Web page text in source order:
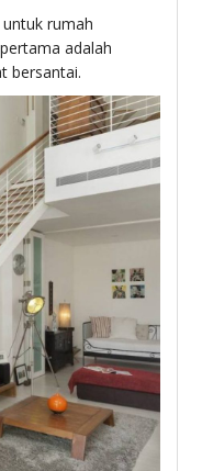
rumah
adalah
bersantai.